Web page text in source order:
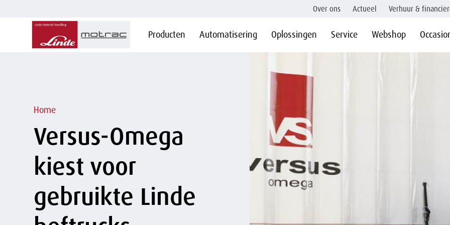
Overslaan
en naar
Producten Automatisering Oplossingen Service Webshop
Over ons Actueel Verhuur &
Kruimelpad
Home
Versus-Omega
kiest voor
gebruikte Linde